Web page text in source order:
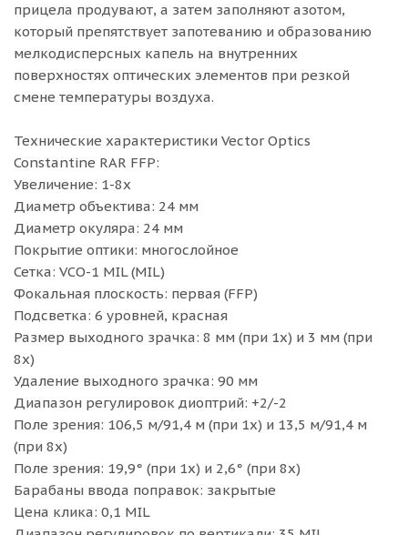
прицела продувают, а затем заполняют азотом,
который препятствует запотеванию и образованию
мелкодисперсных капель на внутренних
поверхностях оптических элементов при резкой
смене температуры воздуха.
Технические характеристики Vector Optics
Constantine RAR FFP:
Увеличение: 1-8х
Диаметр объектива: 24 мм
Диаметр окуляра: 24 мм
Покрытие оптики: многослойное
Сетка: VCO-1 MIL (MIL)
Фокальная плоскость: первая (FFP)
Подсветка: 6 уровней, красная
Размер выходного зрачка: 8 мм (при 1x) и 3 мм (при
8x)
Удаление выходного зрачка: 90 мм
Диапазон регулировок диоптрий: +2/-2
Поле зрения: 106,5 м/91,4 м (при 1x) и 13,5 м/91,4 м
(при 8x)
Поле зрения: 19,9° (при 1x) и 2,6° (при 8x)
Барабаны ввода поправок: закрытые
Цена клика: 0,1 MIL